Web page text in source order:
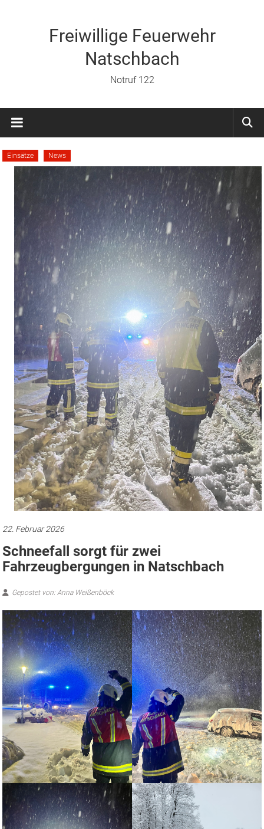
Freiwillige Feuerwehr
Natschbach
Notruf 122
Einsätze News
22. Februar 2026
Schneefall sorgt für zwei
Fahrzeugbergungen in Natschbach
Gepostet von: Anna Weißenböck